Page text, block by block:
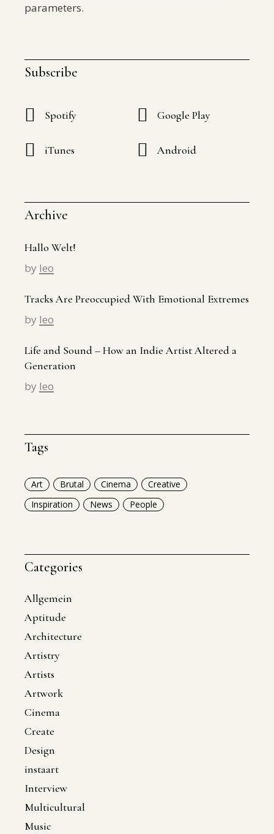
parameters.
Subscribe
Spotify Google Play
iTunes Android
Archive
Hallo Welt!
by leo
Tracks Are Preoccupied With Emotional Extremes
by leo
Life and Sound – How an Indie Artist Altered a
Generation
by leo
Tags
Art Brutal Cinema
Creative
Inspiration
News People
Categories
Allgemein
Aptitude
Architecture
Artistry
Artists
Artwork
Cinema
Create
Design
instaart
Interview
Multicultural
Music